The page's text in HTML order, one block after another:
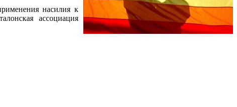
насилия к
ассоциация